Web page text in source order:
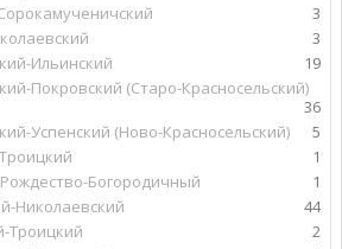
3
3
Ильинский
19
Покровский (Старо-Красносельский)
36
Успенский (Ново-Красносельский)
5
1
Богородичный
1
Николаевский
44
Троицкий
2